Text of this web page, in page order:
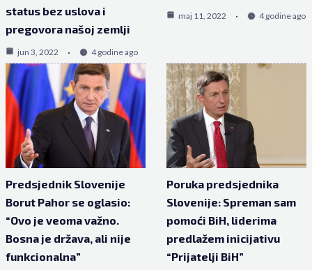
status bez uslova i
pregovora našoj zemlji
jun 3, 2022 4 godine ago
maj 11, 2022 4 godine ago
Predsjednik Slovenije
Borut Pahor se oglasio:
“Ovo je veoma važno.
Bosna je država, ali nije
funkcionalna”
Poruka predsjednika
Slovenije: Spreman sam
pomoći BiH, liderima
predlažem inicijativu
“Prijatelji BiH”